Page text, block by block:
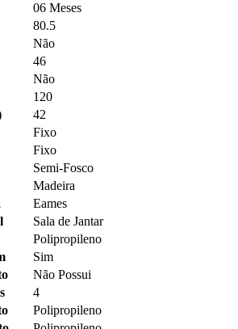
06 Meses
80.5
Não
46
Não
120
42
Fixo
Fixo
Semi-Fosco
Madeira
Eames
Sala de Jantar
Polipropileno
Sim
Não Possui
4
Polipropileno